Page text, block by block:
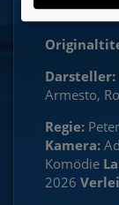
Laufzeit:
Darsteller:
Armesto,
Regie:
Kamera:
Komödie
2026